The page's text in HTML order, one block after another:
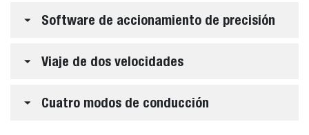
Software de accionamiento de precisión
Viaje de dos velocidades
Cuatro modos de conducción